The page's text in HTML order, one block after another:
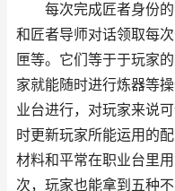
每次完成匠者身份的
和匠者导师对话领取每
匣等。它们等于于玩家
家就能随时进行炼器等
业台进行，对玩家来说
时更新玩家所能运用的
材料和平常在职业台里
次，玩家也能拿到五种